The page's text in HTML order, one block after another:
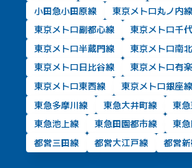
小田急小田原線
東京メトロ丸ノ内線
東京メトロ副都心線
東京メトロ千
東京メトロ半蔵門線
東京メトロ南
東京メトロ日比谷線
東京メトロ有
東京メトロ東西線
東京メトロ銀座線
東急多摩川線
東急大井町線
東
東急池上線
東急田園都市線
東
都営三田線
都営大江戸線 都営